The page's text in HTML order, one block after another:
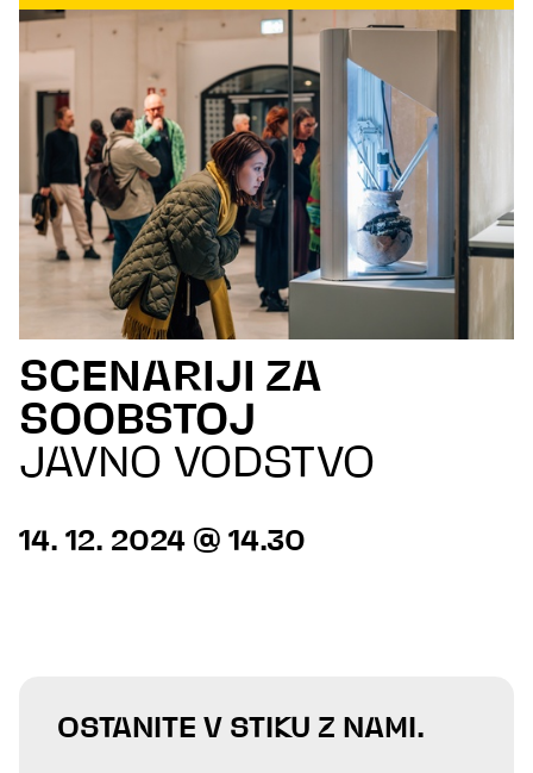
SCENARIJI ZA
SOOBSTOJ
JAVNO VODSTVO
14. 12. 2024 @ 14.30
OSTANITE V STIKU Z NAMI.